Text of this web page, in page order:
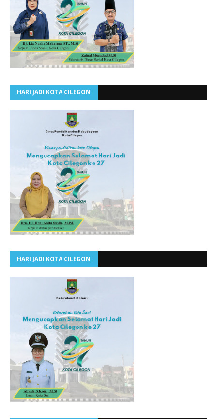
HARI JADI KOTA CILEGON
HARI JADI KOTA CILEGON